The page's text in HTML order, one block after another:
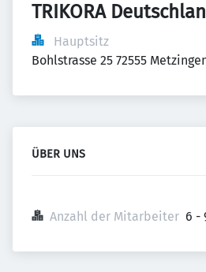
TRIKORA
Hauptsitz
Bohlstrasse 25 72555
ÜBER UNS
Anzahl der Mitarbeiter 6 -